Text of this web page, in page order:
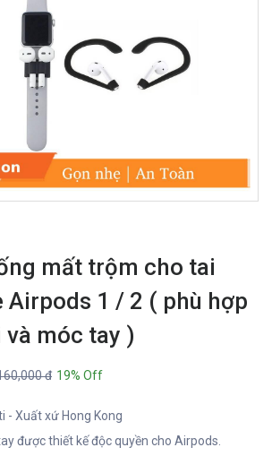
mất trộm cho tai
Airpods 1 / 2 ( phù hợp
móc tay )
đ 19% Off
- Xuất xứ Hong Kong
được thiết kế độc quyền cho Airpods.